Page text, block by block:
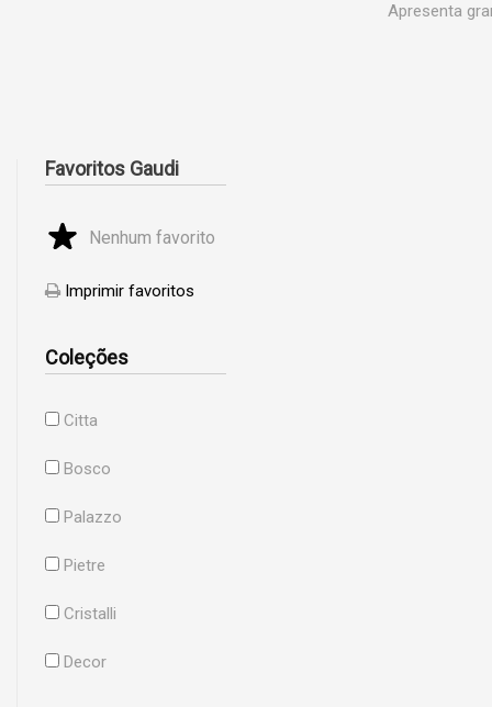
Apresenta
Favoritos Gaudi
Nenhum favorito
Imprimir favoritos
Coleções
Citta
Bosco
Palazzo
Pietre
Cristalli
Decor